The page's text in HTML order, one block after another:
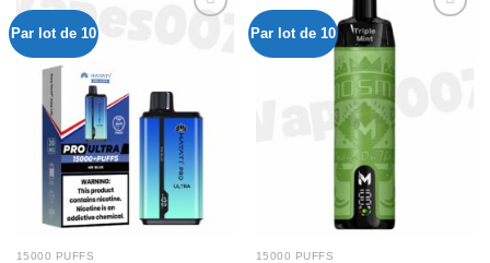
Par lot de 10
souhaits
15000 PUFFS
Par lot de 10
15000 PUFFS